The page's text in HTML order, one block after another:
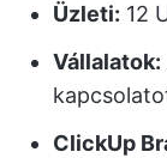
Üzleti: 12
Vállalatok:
ClickUp